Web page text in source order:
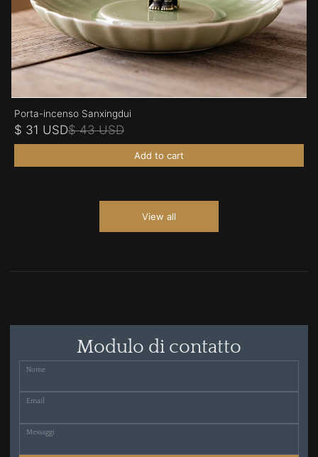
Porta-incenso Sanxingdui
$ 31 USD$ 43 USD
Add to cart
View all
Modulo di contatto
Nome
Email
Messaggi